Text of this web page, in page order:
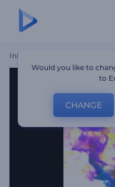
Início
Would you like to
to
CHANGE